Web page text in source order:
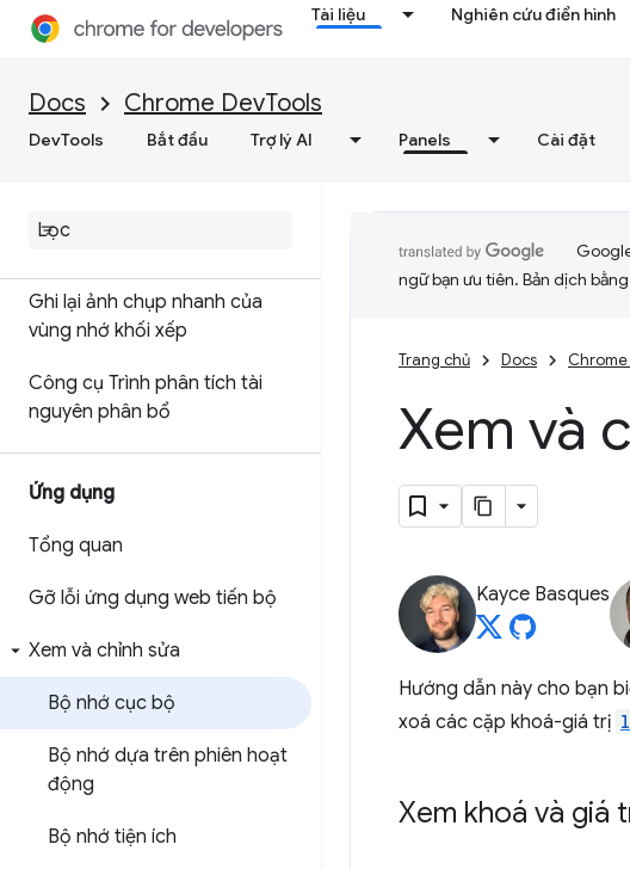
Tài liệu Nghiên cứu điển hình
Docs Chrome DevTools
DevTools Bắt đầu Trợ lý AI Panels Cài đặt
Tối ưu hoá tốc độ web
Bộ nhớ
Tổng quan
Ghi lại ảnh chụp nhanh của
vùng nhớ khối xếp
Công cụ Trình phân tích tài
nguyên phân bổ
Ứng dụng
Tổng quan
Gỡ lỗi ứng dụng web tiến bộ
Xem và chỉnh sửa
Bộ nhớ cục bộ
Bộ nhớ dựa trên phiên hoạt
động
Bộ nhớ tiện ích
ngữ bạn ưu tiên. Bản dịch
Trang chủ Docs Chrome
Xem và
Kayce Basques
Hướng dẫn này cho bạn
xoá các cặp khoá-giá trị
Xem khoá và giá